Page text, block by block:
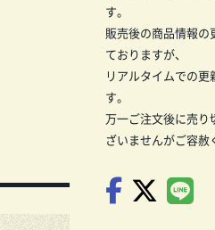
す。
販売後の商品情報の
ておりますが、
リアルタイムでの更
す。
万一ご注文後に売り
ざいませんがご容赦